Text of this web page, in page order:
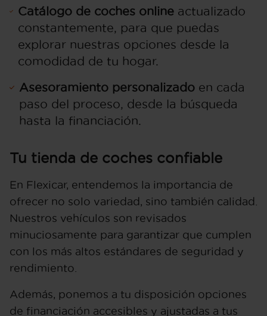
Catálogo de coches online actualizado
constantemente, para que puedas
explorar nuestras opciones desde la
comodidad de tu hogar.
Asesoramiento personalizado en cada
paso del proceso, desde la búsqueda
hasta la financiación.
Tu tienda de coches confiable
En Flexicar, entendemos la importancia de
ofrecer no solo variedad, sino también calidad.
Nuestros vehículos son revisados
minuciosamente para garantizar que cumplen
con los más altos estándares de seguridad y
rendimiento.
Además, ponemos a tu disposición opciones
de financiación accesibles y ajustadas a tus